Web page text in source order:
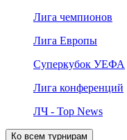
Лига чемпионов
Лига Европы
Суперкубок УЕФА
Лига конференций
ЛЧ - Top News
Ко всем турнирам